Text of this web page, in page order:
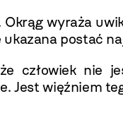
wyraża
postać
człowiek nie
więźniem